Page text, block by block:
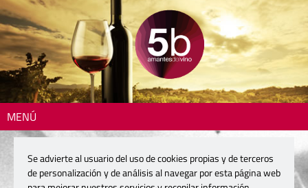
MENÚ
Se advierte al usuario del uso de cookies propias y de terceros
de personalización y de análisis al navegar por esta página web